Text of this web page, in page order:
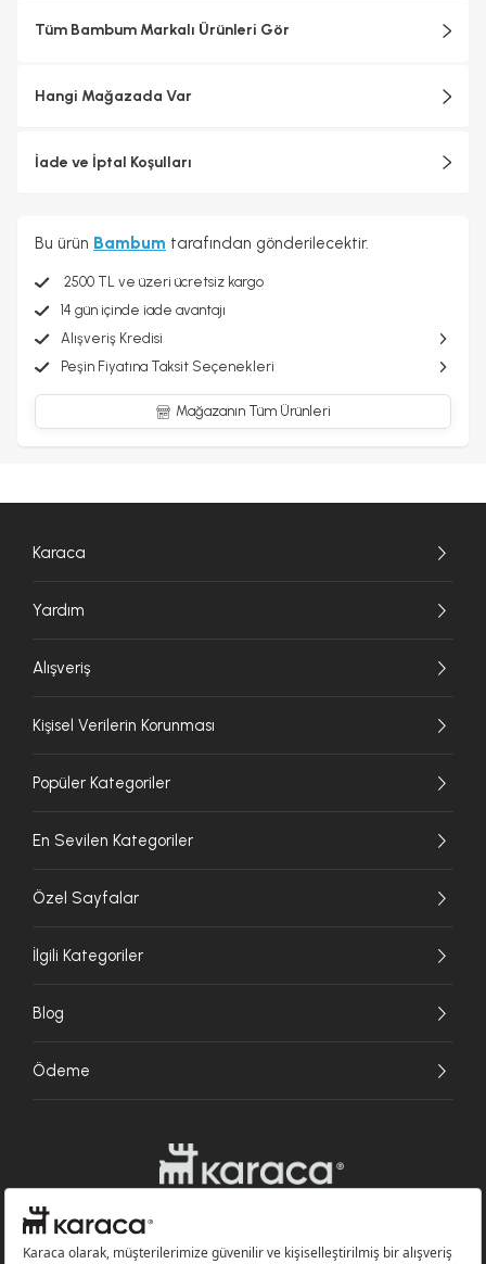
Tüm Bambum Markalı Ürünleri Gör
Hangi Mağazada Var
İade ve İptal Koşulları
Bu ürün Bambum tarafından gönderilecektir.
2500 TL ve üzeri ücretsiz kargo
14 gün içinde iade avantajı
Alışveriş Kredisi
Peşin Fiyatına Taksit Seçenekleri
Mağazanın Tüm Ürünleri
Karaca
Yardım
Alışveriş
Kişisel Verilerin Korunması
Popüler Kategoriler
En Sevilen Kategoriler
Özel Sayfalar
İlgili Kategoriler
Blog
Ödeme